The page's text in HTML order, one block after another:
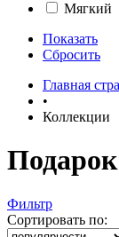
Мягкий
Показать
Сбросить
Главная
•
Коллекции
Фильтр
Сортировать по: